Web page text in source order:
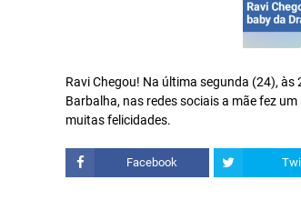
Ravi Chegou! Na última segunda (24),
Barbalha, nas redes sociais a mãe fez
muitas felicidades.
Facebook